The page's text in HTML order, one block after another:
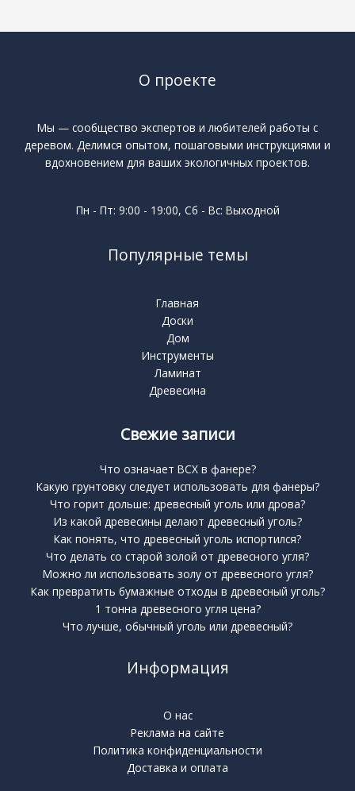
О проекте
Мы — сообщество экспертов и любителей работы с
деревом. Делимся опытом, пошаговыми инструкциями и
вдохновением для ваших экологичных проектов.
Пн - Пт: 9:00 - 19:00, Сб - Вс: Выходной
Популярные темы
Главная
Доски
Дом
Инструменты
Ламинат
Древесина
Свежие записи
Что означает BCX в фанере?
Какую грунтовку следует использовать для фанеры?
Что горит дольше: древесный уголь или дрова?
Из какой древесины делают древесный уголь?
Как понять, что древесный уголь испортился?
Что делать со старой золой от древесного угля?
Можно ли использовать золу от древесного угля?
Как превратить бумажные отходы в древесный уголь?
1 тонна древесного угля цена?
Что лучше, обычный уголь или древесный?
Информация
О нас
Реклама на сайте
Политика конфиденциальности
Доставка и оплата